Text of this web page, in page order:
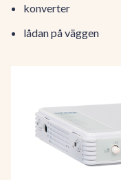
konverter
lådan på väggen